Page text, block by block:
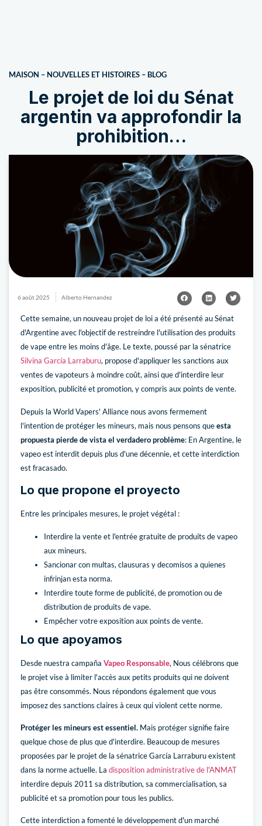
MAISON – NOUVELLES ET HISTOIRES – BLOG
Le projet de loi du Sénat
argentin va approfondir la
prohibition…
6 août 2025 Alberto Hernandez
Cette semaine, un nouveau projet de loi a été présenté au Sénat
d'Argentine avec l'objectif de restreindre l'utilisation des produits
de vape entre les moins d'âge. Le texte, poussé par la sénatrice
Silvina García Larraburu, propose d'appliquer les sanctions aux
ventes de vapoteurs à moindre coût, ainsi que d'interdire leur
exposition, publicité et promotion, y compris aux points de vente.
Depuis la World Vapers' Alliance nous avons fermement
l'intention de protéger les mineurs, mais nous pensons queesta
propuesta pierde de vista el verdadero problème: En Argentine, le
vapeo est interdit depuis plus d'une décennie, et cette interdiction
est fracasado.
Lo que propone el proyecto
Entre les principales mesures, le projet végétal :
Interdire la vente et l'entrée gratuite de produits de vapeo
aux mineurs.
Sancionar con multas, clausuras y decomisos a quienes
infrinjan esta norma.
Interdire toute forme de publicité, de promotion ou de
distribution de produits de vape.
Empêcher votre exposition aux points de vente.
Lo que apoyamos
Desde nuestra campaña Vapeo Responsable, Nous célébrons que
le projet vise à limiter l'accès aux petits produits qui ne doivent
pas être consommés. Nous répondons également que vous
imposez des sanctions claires à ceux qui violent cette norme.
Protéger les mineurs est essentiel. Mais protéger signifie faire
quelque chose de plus que d'interdire. Beaucoup de mesures
proposées par le projet de la sénatrice García Larraburu existent
dans la norme actuelle. La disposition administrative de l'ANMAT
interdire depuis 2011 sa distribution, sa commercialisation, sa
publicité et sa promotion pour tous les publics.
Cette interdiction a fomenté le développement d'un marché